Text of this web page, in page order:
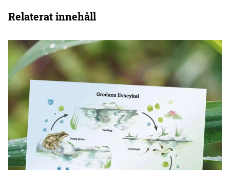
Relaterat innehåll